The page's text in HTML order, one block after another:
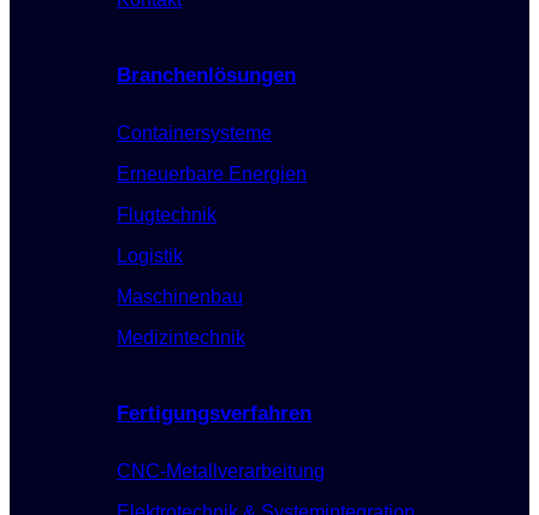
Branchenlösungen
Containersysteme
Erneuerbare Energien
Flugtechnik
Logistik
Maschinenbau
Medizintechnik
Fertigungsverfahren
CNC-Metallverarbeitung